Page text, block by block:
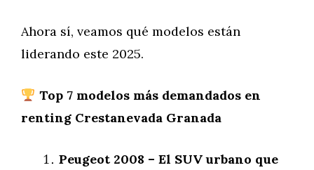
Ahora sí, veamos qué modelos están
liderando este 2025.
Top 7 modelos más demandados en
renting Crestanevada Granada
Peugeot 2008 – El SUV urbano que